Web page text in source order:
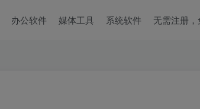
办公软件 媒体工具 系统软件 无需注册